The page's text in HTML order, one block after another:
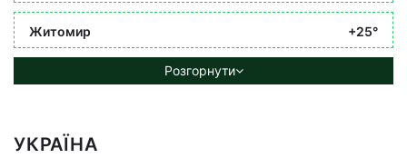
Житомир +25°
Розгорнути
УКРАЇНА